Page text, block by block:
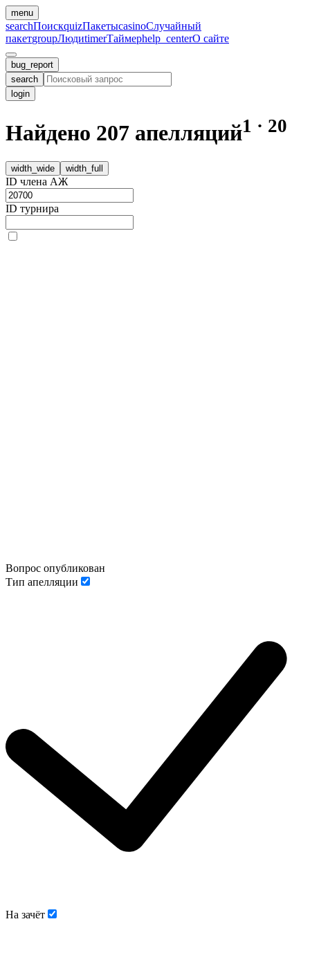
menu
searchПоискquizПакетыcasinoСлучайный
пакетgroupЛюдиtimerТаймерhelp_centerО сайте
bug_report
search
login
Найдено 207 апелляций1 · 20
width_wide width_full
ID члена АЖ
ID турнира
Вопрос опубликован
Тип апелляции
На зачёт